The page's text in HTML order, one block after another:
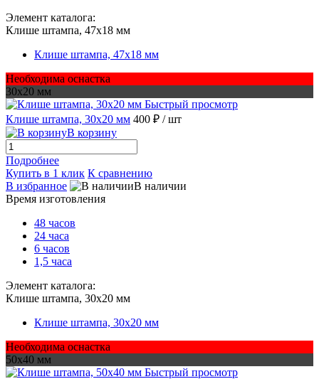
Элемент каталога:
Клише штампа, 47х18 мм
Клише штампа, 47х18 мм
Необходима оснастка
30х20 мм
Быстрый просмотр
Клише штампа, 30х20 мм 400 ₽ / шт
В корзину
Подробнее
Купить в 1 клик К сравнению
В избранное
В наличии
Время изготовления
48 часов
24 часа
6 часов
1,5 часа
Элемент каталога:
Клише штампа, 30х20 мм
Клише штампа, 30х20 мм
Необходима оснастка
50х40 мм
Быстрый просмотр